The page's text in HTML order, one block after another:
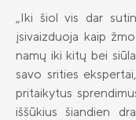
Karjera
„Iki šiol vis dar
įsivaizduoja kaip
namų iki kitų bei
savo srities
pritaikytus
iššūkius šiandien